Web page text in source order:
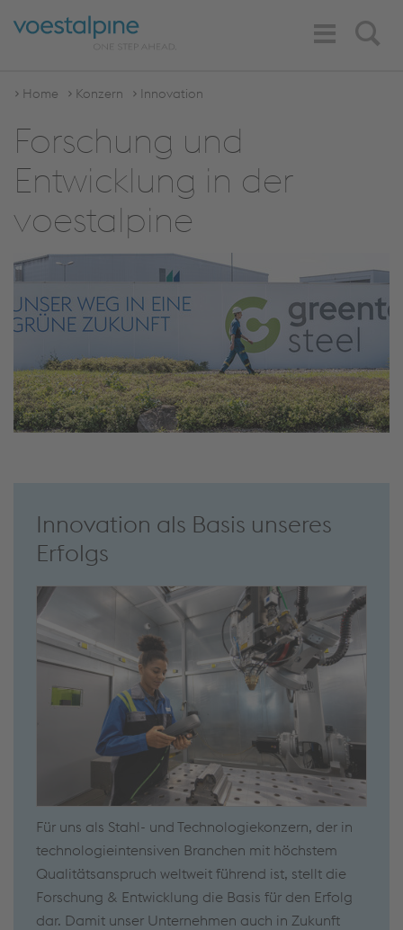
Search
Toggle
Navigation
Home Konzern Innovation
Forschung und
Entwicklung in der
voestalpine
Innovation als Basis unseres
Erfolgs
Für uns als Stahl- und Technologiekonzern, der in
technologieintensiven Branchen mit höchstem
Qualitätsanspruch weltweit führend ist, stellt die
Forschung & Entwicklung die Basis für den Erfolg
dar. Damit unser Unternehmen auch in Zukunft